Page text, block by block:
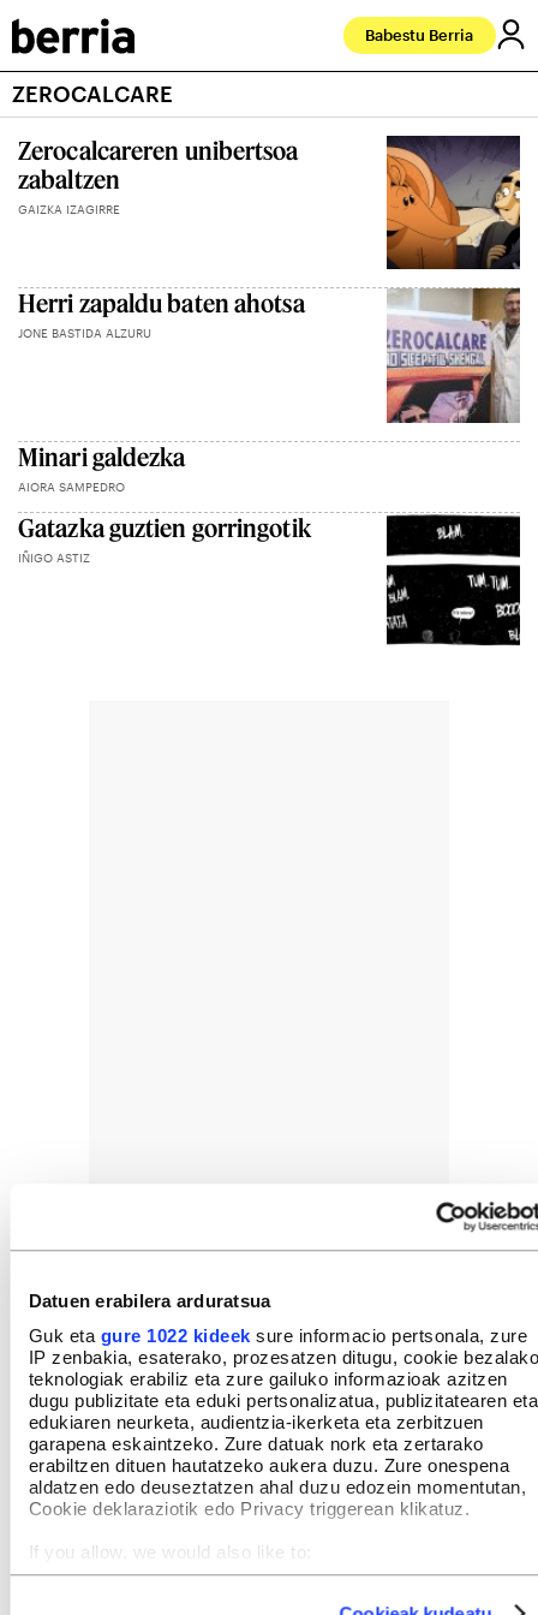
Datuen erabilera arduratsua
Guk eta gure 1022 kideek sure informacio pertsonala, zure
IP zenbakia, esaterako, prozesatzen ditugu, cookie bezalako
teknologiak erabiliz eta zure gailuko informazioak azitzen
dugu publizitate eta eduki pertsonalizatua, publizitatearen eta
edukiaren neurketa, audientzia-ikerketa eta zerbitzuen
garapena eskaintzeko. Zure datuak nork eta zertarako
erabiltzen dituen hautatzeko aukera duzu. Zure onespena
aldatzen edo deuseztatzen ahal duzu edozein momentutan,
Cookie deklaraziotik edo Privacy triggerean klikatuz.
If you allow, we would also like to:
Collect information about your geographical location
Babestu Berria
ZEROCALCARE
Zerocalcareren unibertsoa
zabaltzen
GAIZKA IZAGIRRE
Herri zapaldu baten ahotsa
JONE BASTIDA ALZURU
Minari galdezka
AIORA SAMPEDRO
Gatazka guztien gorringotik
IÑIGO ASTIZ